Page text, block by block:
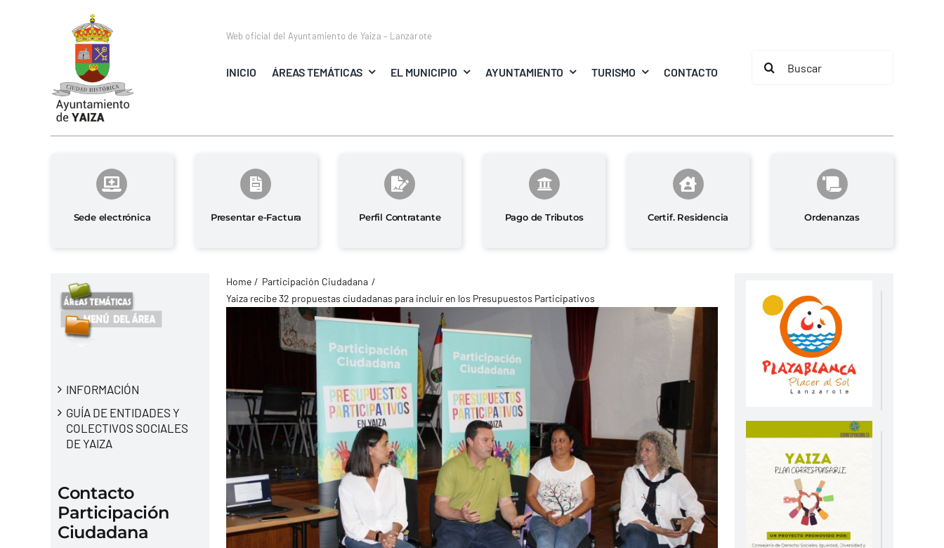
Web oficial del Ayuntamiento de Yaiza – Lanzarote
INICIO ÁREAS TEMÁTICAS EL MUNICIPIO AYUNTAMIENTO TURISMO CONTACTO
Buscar:
Sede electrónica Presentar e-Factura Perfil Contratante Pago de Tributos Certif. Residencia Ordenanzas
INFORMACIÓN
GUÍA DE ENTIDADES Y
COLECTIVOS SOCIALES
DE YAIZA
Contacto
Participación
Ciudadana
Home
Participación Ciudadana
Yaiza recibe 32 propuestas ciudadanas para incluir en los Presupuestos Participativos